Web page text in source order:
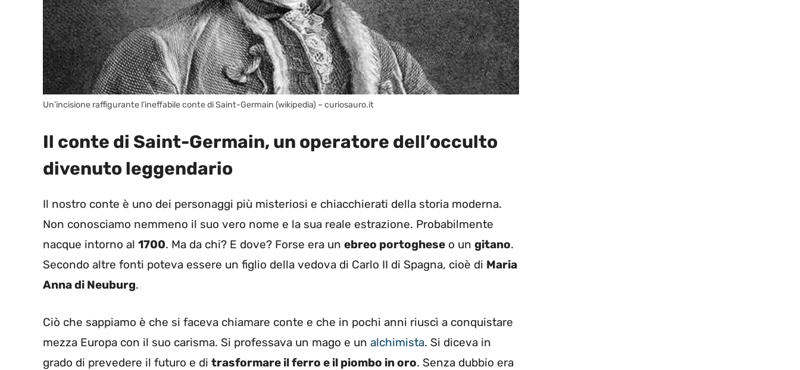
Un’incisione raffigurante l’ineffabile conte di Saint-Germain (wikipedia) – curiosauro.it
Il conte di Saint-Germain, un operatore dell’occulto
divenuto leggendario
Il nostro conte è uno dei personaggi più misteriosi e chiacchierati della storia moderna.
Non conosciamo nemmeno il suo vero nome e la sua reale estrazione. Probabilmente
nacque intorno al 1700. Ma da chi? E dove? Forse era un ebreo portoghese o un gitano.
Secondo altre fonti poteva essere un figlio della vedova di Carlo II di Spagna, cioè di Maria
Anna di Neuburg.
Ciò che sappiamo è che si faceva chiamare conte e che in pochi anni riuscì a conquistare
mezza Europa con il suo carisma. Si professava un mago e un alchimista. Si diceva in
grado di prevedere il futuro e di trasformare il ferro e il piombo in oro. Senza dubbio era